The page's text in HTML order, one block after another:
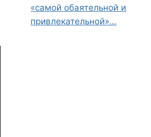
«самой обаятельной и
привлекательной»…